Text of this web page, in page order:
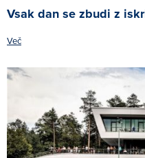
Vsak dan se zbudi z
Več